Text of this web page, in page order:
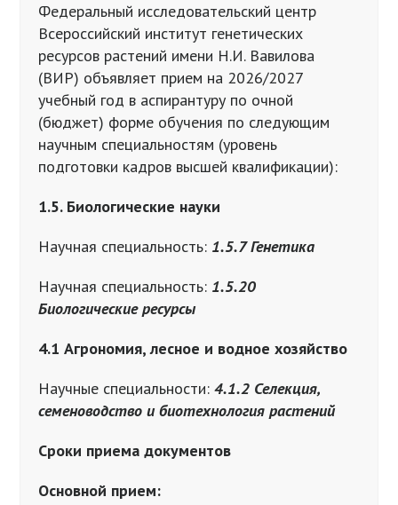
Федеральный исследовательский центр
Всероссийский институт генетических
ресурсов растений имени Н.И. Вавилова
(ВИР) объявляет прием на 2026/2027
учебный год в аспирантуру по очной
(бюджет) форме обучения по следующим
научным специальностям (уровень
подготовки кадров высшей квалификации):
1.5. Биологические науки
Научная специальность: 1.5.7 Генетика
Научная специальность: 1.5.20
Биологические ресурсы
4.1 Агрономия, лесное и водное хозяйство
Научные специальности: 4.1.2 Селекция,
семеноводство и биотехнология растений
Сроки приема документов
Основной прием: